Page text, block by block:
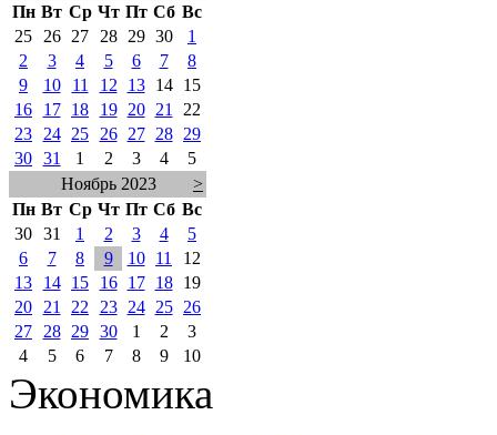
Пн Вт Ср Чт Пт Сб Вс
25
26 27 28 29 30
1
2
3 4 5 6 7
8
9
10 11 12 13 14
15
16
17 18 19 20 21
22
23
24 25 26 27 28
29
30 31 1 2 3 4
5
Ноябрь 2023
>
Пн Вт Ср Чт Пт Сб Вс
30 31 1 2 3 4
5
6
7 8 9 10 11
12
13
14 15 16 17 18
19
20
21 22 23 24 25
26
27
28 29 30 1 2
3
4
5 6 7 8 9 10
Экономика